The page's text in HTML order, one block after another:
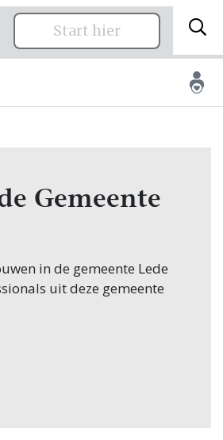
Start hier
Gemeente
in de gemeente Lede
uit deze gemeente